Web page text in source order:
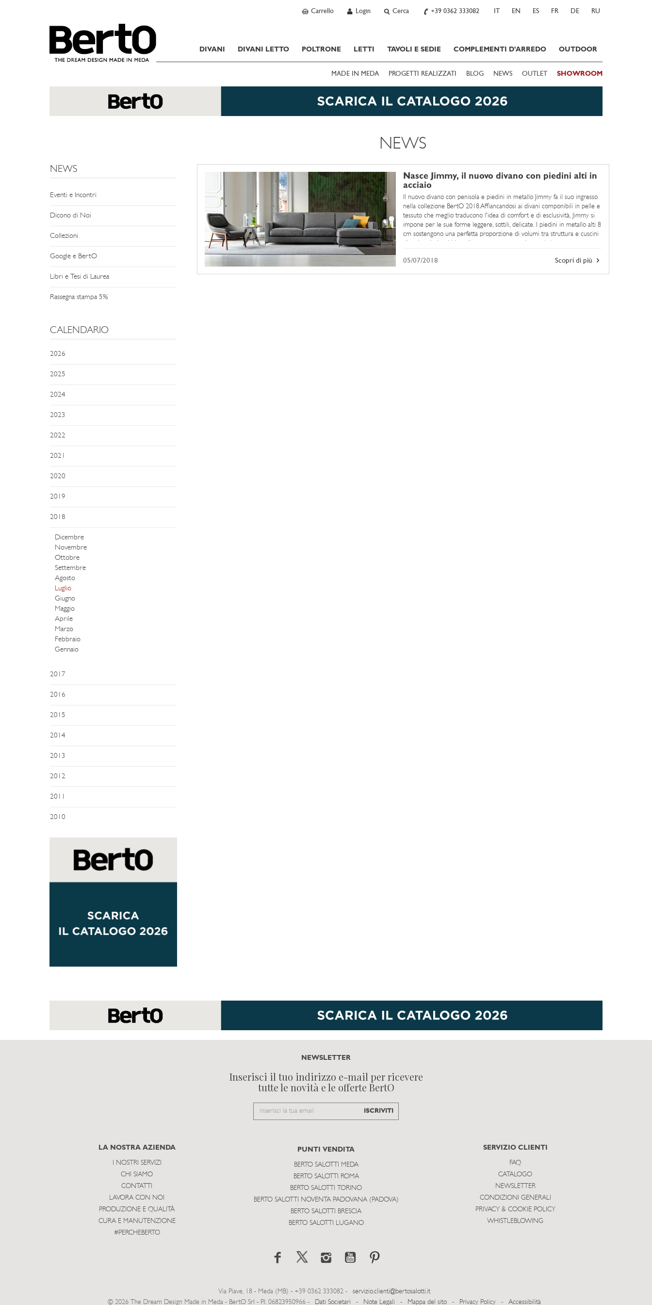
Carrello Login Cerca +39 0362 333082 IT EN ES FR DE RU
DIVANI DIVANI LETTO POLTRONE LETTI TAVOLI E SEDIE COMPLEMENTI D'ARREDO OUTDOOR
MADE IN MEDA PROGETTI REALIZZATI BLOG NEWS OUTLET SHOWROOM
NEWS
NEWS
Eventi e Incontri
Dicono di Noi
Collezioni
Google e BertO
Libri e Tesi di Laurea
Rassegna stampa 5%
CALENDARIO
2026
2025
2024
2023
2022
2021
2020
2019
2018
Dicembre
Novembre
Ottobre
Settembre
Agosto
Luglio
Giugno
Maggio
Aprile
Marzo
Febbraio
Gennaio
2017
2016
2015
2014
2013
2012
2011
2010
Nasce Jimmy, il nuovo divano con piedini alti in
acciaio
Il nuovo divano con penisola e piedini in metallo Jimmy fa il suo ingresso
nella collezione BertO 2018.Affiancandosi ai divani componibili in pelle e
tessuto che meglio traducono l'idea di comfort e di esclusività, Jimmy si
impone per le sue forme leggere, sottili, delicate. I piedini in metallo alti 8
cm sostengono una perfetta proporzione di volumi tra struttura e cuscini
Scopri di più
05/07/2018
NEWSLETTER
Inserisci il tuo indirizzo e-mail per ricevere
tutte le novità e le offerte BertO
Email
ISCRIVITI
LA NOSTRA AZIENDA
I NOSTRI SERVIZI
CHI SIAMO
CONTATTI
LAVORA CON NOI
PRODUZIONE E QUALITÀ
CURA E MANUTENZIONE
#PERCHEBERTO
PUNTI VENDITA
BERTO SALOTTI MEDA
BERTO SALOTTI ROMA
BERTO SALOTTI TORINO
BERTO SALOTTI NOVENTA PADOVANA (PADOVA)
BERTO SALOTTI BRESCIA
BERTO SALOTTI LUGANO
SERVIZIO CLIENTI
FAQ
CATALOGO
NEWSLETTER
CONDIZIONI GENERALI
PRIVACY & COOKIE POLICY
WHISTLEBLOWING
Via Piave, 18 - Meda (MB) - +39 0362 333082 -
servizio.clienti@bertosalotti.it
© 2026 The Dream Design Made in Meda - BertO Srl - P.I. 06823950966 -
Dati Societari - Note Legali - Mappa del sito - Privacy Policy - Accessibilità